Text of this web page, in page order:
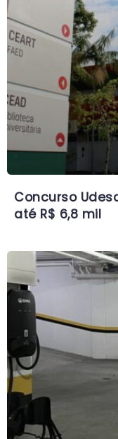
Concurso
até R$ 6,8 mil